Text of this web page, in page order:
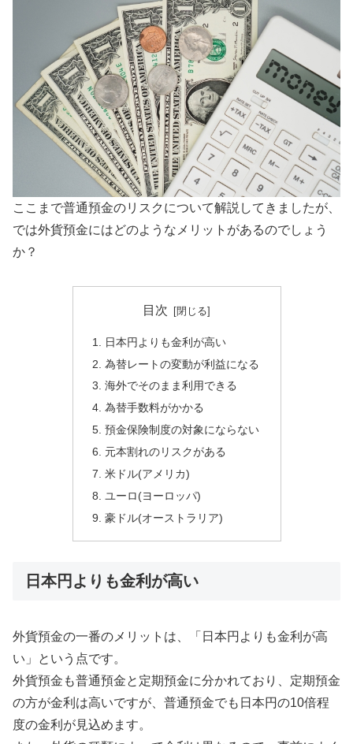
ここまで普通預金のリスクについて解説してきましたが、
では外貨預金にはどのようなメリットがあるのでしょう
か？
目次
日本円よりも金利が高い
為替レートの変動が利益になる
海外でそのまま利用できる
為替手数料がかかる
預金保険制度の対象にならない
元本割れのリスクがある
米ドル(アメリカ)
ユーロ(ヨーロッパ)
豪ドル(オーストラリア)
日本円よりも金利が高い
外貨預金の一番のメリットは、「日本円よりも金利が高
い」という点です。
外貨預金も普通預金と定期預金に分かれており、定期預金
の方が金利は高いですが、普通預金でも日本円の10倍程
度の金利が見込めます。